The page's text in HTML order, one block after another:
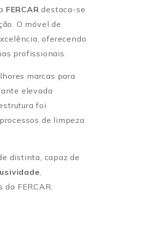
FERCAR destaca-se
O móvel de
oferecendo
profissionais.
marcas para
elevada
foi
de limpeza
distinta, capaz de
,
FERCAR.